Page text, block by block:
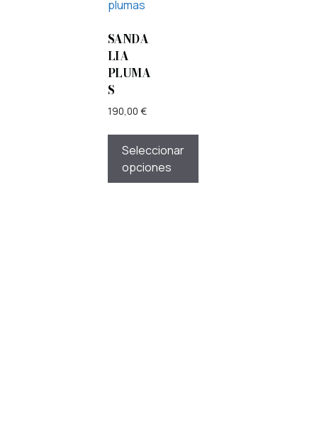
SANDA
LIA
PLUMA
S
190,00 €
Seleccionar
opciones